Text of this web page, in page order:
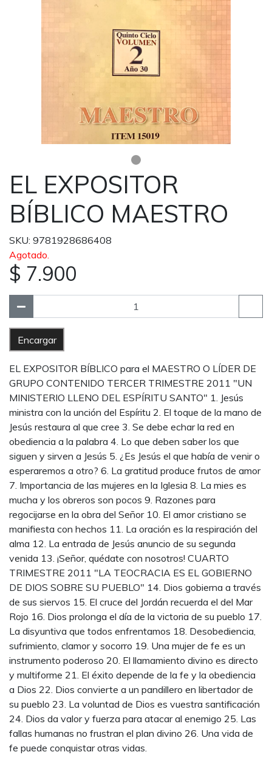
EL EXPOSITOR
BÍBLICO MAESTRO
SKU: 9781928686408
Agotado.
$ 7.900
Encargar
EL EXPOSITOR BÍBLICO para el MAESTRO O LÍDER DE
GRUPO CONTENIDO TERCER TRIMESTRE 2011 "UN
MINISTERIO LLENO DEL ESPÍRITU SANTO" 1. Jesús
ministra con la unción del Espíritu 2. El toque de la mano de
Jesús restaura al que cree 3. Se debe echar la red en
obediencia a la palabra 4. Lo que deben saber los que
siguen y sirven a Jesús 5. ¿Es Jesús el que había de venir o
esperaremos a otro? 6. La gratitud produce frutos de amor
7. Importancia de las mujeres en la Iglesia 8. La mies es
mucha y los obreros son pocos 9. Razones para
regocijarse en la obra del Señor 10. El amor cristiano se
manifiesta con hechos 11. La oración es la respiración del
alma 12. La entrada de Jesús anuncio de su segunda
venida 13. ¡Señor, quédate con nosotros! CUARTO
TRIMESTRE 2011 "LA TEOCRACIA ES EL GOBIERNO
DE DIOS SOBRE SU PUEBLO" 14. Dios gobierna a través
de sus siervos 15. El cruce del Jordán recuerda el del Mar
Rojo 16. Dios prolonga el día de la victoria de su pueblo 17.
La disyuntiva que todos enfrentamos 18. Desobediencia,
sufrimiento, clamor y socorro 19. Una mujer de fe es un
instrumento poderoso 20. El llamamiento divino es directo
y multiforme 21. El éxito depende de la fe y la obediencia
a Dios 22. Dios convierte a un pandillero en libertador de
su pueblo 23. La voluntad de Dios es vuestra santificación
24. Dios da valor y fuerza para atacar al enemigo 25. Las
fallas humanas no frustran el plan divino 26. Una vida de
fe puede conquistar otras vidas.